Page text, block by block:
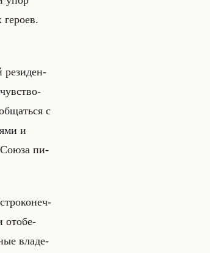
ре­зи­ден­
с
и
Союза пи­
ото­бе­
вла­де­